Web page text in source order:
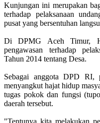
Kunjungan ini merupakan
terhadap pelaksanaan
pusat yang bersentuhan
Di DPMG Aceh Timur,
pengawasan terhadap
Tahun 2014 tentang Desa.
Sebagai anggota DPD RI,
menyangkut hajat hidup
tugas pokok dan fungsi
daerah tersebut.
"Tentunya kita melakukan